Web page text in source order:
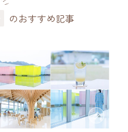
のおすすめ記事